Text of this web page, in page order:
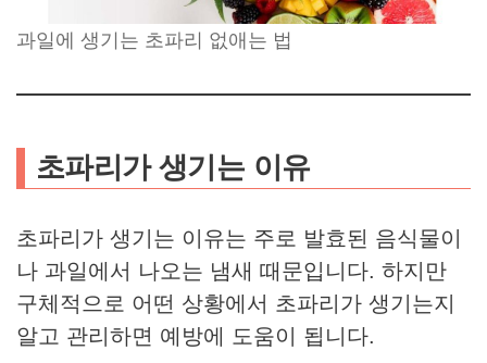
과일에 생기는 초파리 없애는 법
초파리가 생기는 이유
초파리가 생기는 이유는 주로 발효된 음식물이
나 과일에서 나오는 냄새 때문입니다. 하지만
구체적으로 어떤 상황에서 초파리가 생기는지
알고 관리하면 예방에 도움이 됩니다.